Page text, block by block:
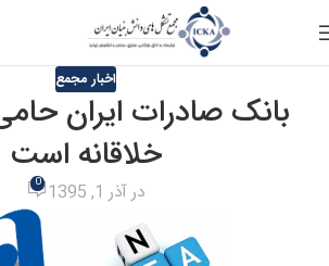
اخبار مجمع
بانک صادرات ایران
خلاقانه است
در آذر 1, 1395 0